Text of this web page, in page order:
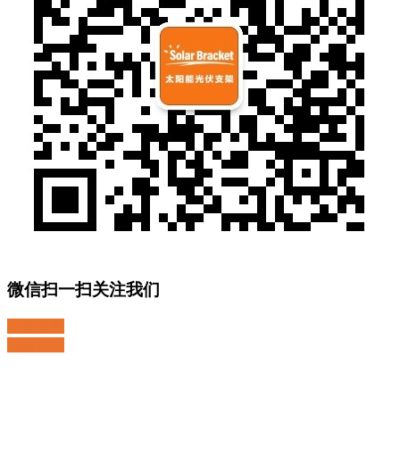
微信扫一扫关注我们